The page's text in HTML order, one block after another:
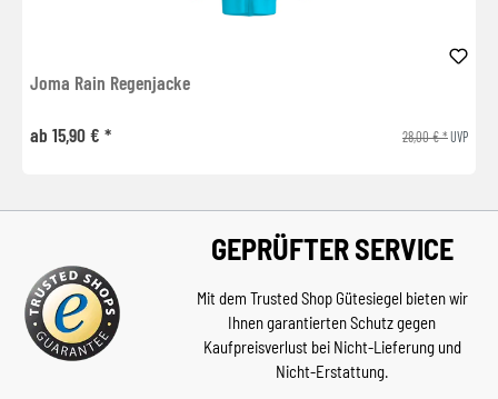
Joma Rain Regenjacke
ab 15,90 € * 28,00 € *UVP
GEPRÜFTER SERVICE
Mit dem Trusted Shop Gütesiegel bieten wir
Ihnen garantierten Schutz gegen
Kaufpreisverlust bei Nicht-Lieferung und
Nicht-Erstattung.